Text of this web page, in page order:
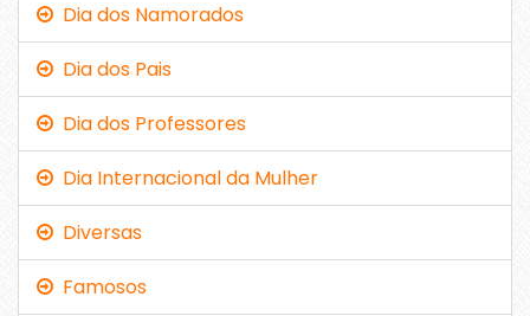
Dia dos Namorados
Dia dos Pais
Dia dos Professores
Dia Internacional da Mulher
Diversas
Famosos